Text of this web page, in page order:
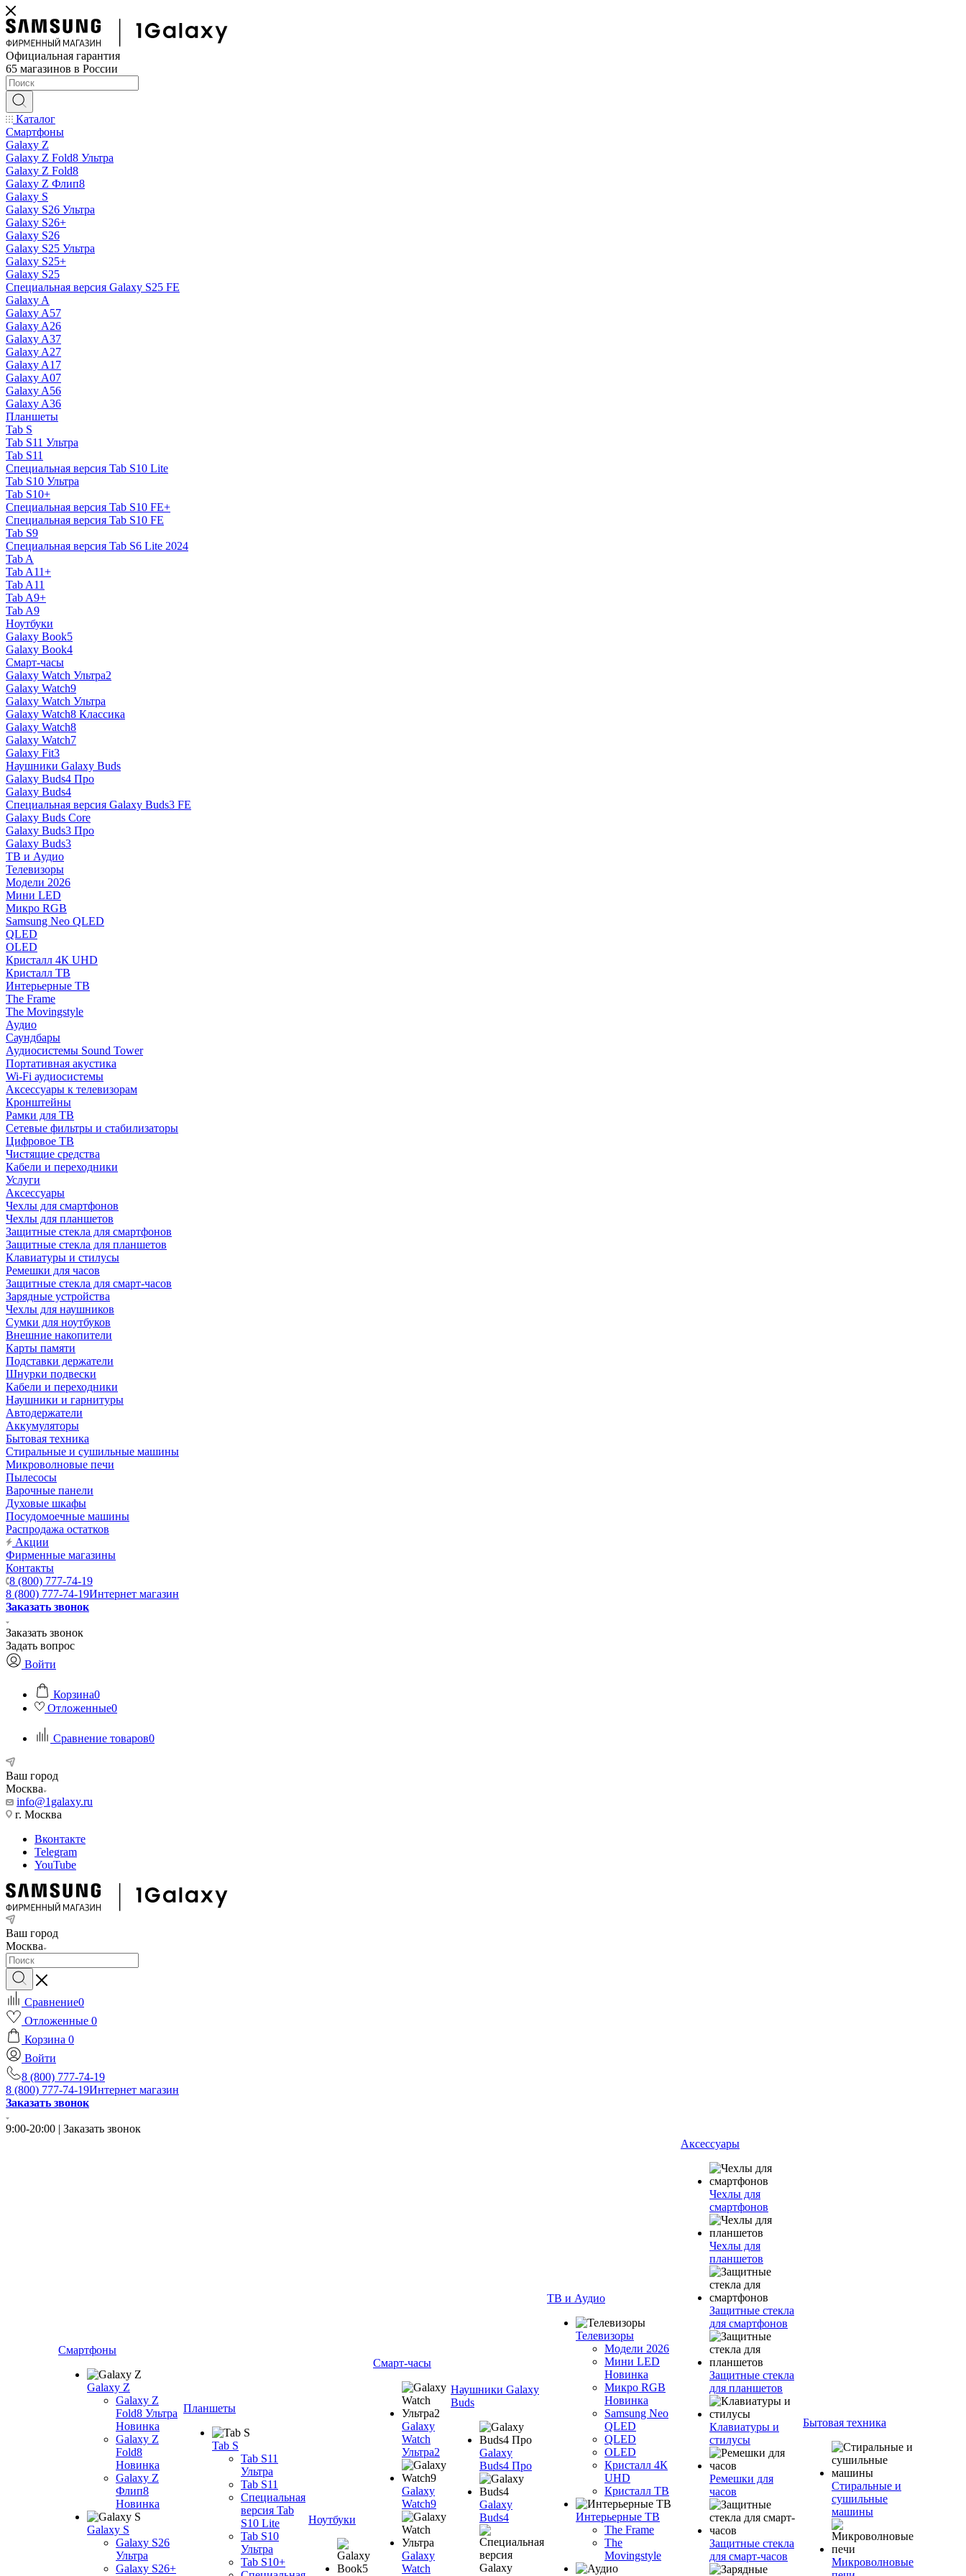
Официальная гарантия
65 магазинов в России
Каталог
Смартфоны
Galaxy Z
Galaxy Z Fold8 Ультра
Galaxy Z Fold8
Galaxy Z Флип8
Galaxy S
Galaxy S26 Ультра
Galaxy S26+
Galaxy S26
Galaxy S25 Ультра
Galaxy S25+
Galaxy S25
Специальная версия Galaxy S25 FE
Galaxy A
Galaxy A57
Galaxy A26
Galaxy A37
Galaxy A27
Galaxy A17
Galaxy A07
Galaxy A56
Galaxy A36
Планшеты
Tab S
Tab S11 Ультра
Tab S11
Специальная версия Tab S10 Lite
Tab S10 Ультра
Tab S10+
Специальная версия Tab S10 FE+
Специальная версия Tab S10 FE
Tab S9
Специальная версия Tab S6 Lite 2024
Tab A
Tab A11+
Tab A11
Tab A9+
Tab A9
Ноутбуки
Galaxy Book5
Galaxy Book4
Смарт-часы
Galaxy Watch Ультра2
Galaxy Watch9
Galaxy Watch Ультра
Galaxy Watch8 Классика
Galaxy Watch8
Galaxy Watch7
Galaxy Fit3
Наушники Galaxy Buds
Galaxy Buds4 Про
Galaxy Buds4
Специальная версия Galaxy Buds3 FE
Galaxy Buds Core
Galaxy Buds3 Про
Galaxy Buds3
ТВ и Аудио
Телевизоры
Модели 2026
Мини LED
Микро RGB
Samsung Neo QLED
QLED
OLED
Кристалл 4К UHD
Кристалл ТВ
Интерьерные ТВ
The Frame
The Movingstyle
Аудио
Саундбары
Аудиосистемы Sound Tower
Портативная акустика
Wi-Fi аудиосистемы
Аксессуары к телевизорам
Кронштейны
Рамки для ТВ
Сетевые фильтры и стабилизаторы
Цифровое ТВ
Чистящие средства
Кабели и переходники
Услуги
Аксессуары
Чехлы для смартфонов
Чехлы для планшетов
Защитные стекла для смартфонов
Защитные стекла для планшетов
Клавиатуры и стилусы
Ремешки для часов
Защитные стекла для смарт-часов
Зарядные устройства
Чехлы для наушников
Сумки для ноутбуков
Внешние накопители
Карты памяти
Подставки держатели
Шнурки подвески
Кабели и переходники
Наушники и гарнитуры
Автодержатели
Аккумуляторы
Бытовая техника
Стиральные и сушильные машины
Микроволновые печи
Пылесосы
Варочные панели
Духовые шкафы
Посудомоечные машины
Распродажа остатков
Акции
Фирменные магазины
Контакты
8 (800) 777-74-19
8 (800) 777-74-19Интернет магазин
Заказать звонок
Заказать звонок
Задать вопрос
Войти
Корзина0
Отложенные0
Сравнение товаров0
Ваш город
Москва
info@1galaxy.ru
г. Москва
Вконтакте
Telegram
YouTube
Ваш город
Москва
Сравнение0
Отложенные 0
Корзина 0
Войти
8 (800) 777-74-19
8 (800) 777-74-19Интернет магазин
Заказать звонок
9:00-20:00 | Заказать звонок
Смартфоны
Galaxy Z
Galaxy Z
Fold8 Ультра
Новинка
Galaxy Z
Fold8
Новинка
Galaxy Z
Флип8
Новинка
Galaxy S
Galaxy S26
Ультра
Galaxy S26+
Планшеты
Tab S
Tab S11
Ультра
Tab S11
Специальная
версия Tab
S10 Lite
Tab S10
Ультра
Tab S10+
Ноутбуки
Смарт-часы
Galaxy
Watch
Ультра2
Galaxy
Watch9
Galaxy
Watch
Наушники Galaxy
Buds
Galaxy
Buds4 Про
Galaxy
Buds4
ТВ и Аудио
Телевизоры
Модели 2026
Мини LED
Новинка
Микро RGB
Новинка
Samsung Neo
QLED
QLED
OLED
Кристалл 4К
UHD
Кристалл ТВ
Интерьерные ТВ
The Frame
The
Movingstyle
Аксессуары
Чехлы для
смартфонов
Чехлы для
планшетов
Защитные стекла
для смартфонов
Защитные стекла
для планшетов
Клавиатуры и
стилусы
Ремешки для
часов
Защитные стекла
для смарт-часов
Бытовая техника
Стиральные и
сушильные
машины
Микроволновые